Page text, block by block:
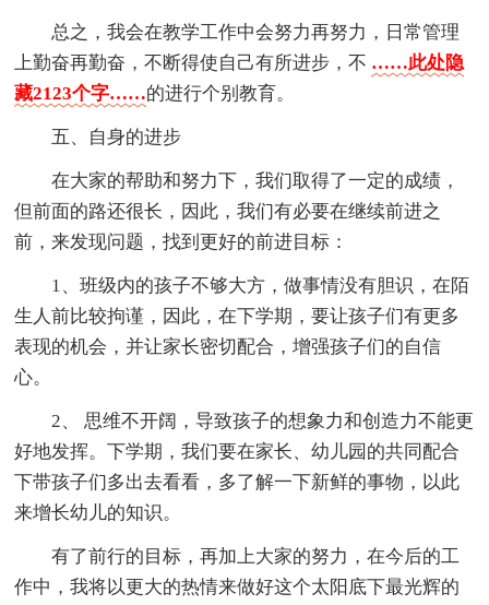
总之，我会在教学工作中会努力再努力，日常管理
上勤奋再勤奋，不断得使自己有所进步，不 ……此处隐
藏2123个字……的进行个别教育。
五、自身的进步
在大家的帮助和努力下，我们取得了一定的成绩，
但前面的路还很长，因此，我们有必要在继续前进之
前，来发现问题，找到更好的前进目标：
1、班级内的孩子不够大方，做事情没有胆识，在陌
生人前比较拘谨，因此，在下学期，要让孩子们有更多
表现的机会，并让家长密切配合，增强孩子们的自信
心。
2、 思维不开阔，导致孩子的想象力和创造力不能更
好地发挥。下学期，我们要在家长、幼儿园的共同配合
下带孩子们多出去看看，多了解一下新鲜的事物，以此
来增长幼儿的知识。
有了前行的目标，再加上大家的努力，在今后的工
作中，我将以更大的热情来做好这个太阳底下最光辉的